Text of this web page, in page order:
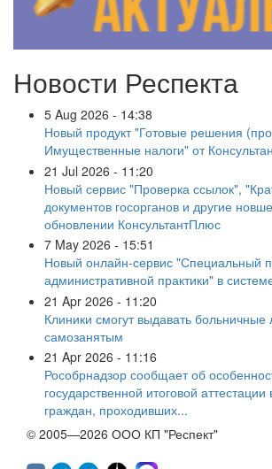
Новости Респекта
5 Aug 2026 - 14:38
Новый продукт "Готовые решения
Имущественные налоги" от
21 Jul 2026 - 11:20
Новый сервис "Проверка ссылок",
документов госорганов и другие
обновлении КонсультантПлюс
7 May 2026 - 15:51
Новый онлайн-сервис "Специальный
административной практики" в
21 Apr 2026 - 11:20
Клиники смогут выдавать больничные
самозанятым
21 Apr 2026 - 11:16
Рособрнадзор сообщает об
государственной итоговой
граждан, проходивших...
© 2005—2026 ООО КП "Респект"